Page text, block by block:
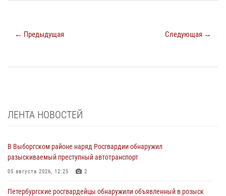
← Предыдущая Следующая →
ЛЕНТА НОВОСТЕЙ
В Выборгском районе наряд Росгвардии обнаружил
разыскиваемый преступный автотранспорт
05 августа 2026, 12:25 2
Петербургские росгвардейцы обнаружили объявленный в розыск